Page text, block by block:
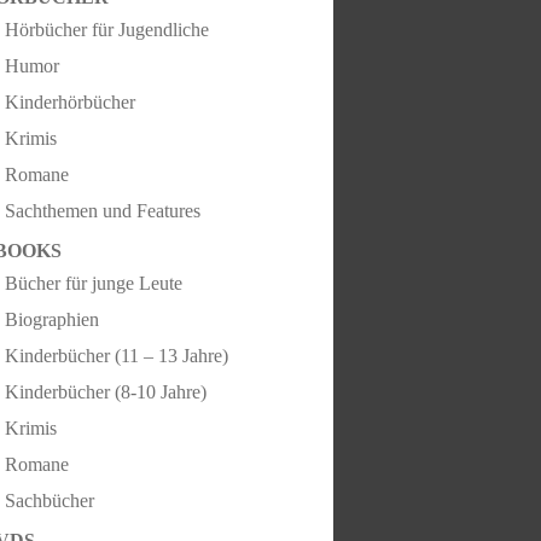
Hörbücher für Jugendliche
Humor
Kinderhörbücher
Krimis
Romane
Sachthemen und Features
Bücher für junge Leute
Biographien
Kinderbücher (11 – 13 Jahre)
Kinderbücher (8-10 Jahre)
Krimis
Romane
Sachbücher